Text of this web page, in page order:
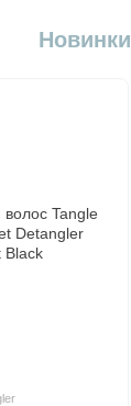
Новинки